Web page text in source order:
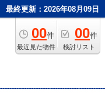
最終更新：2026年08月09日
00件
最近見た物件
00件
検討リスト